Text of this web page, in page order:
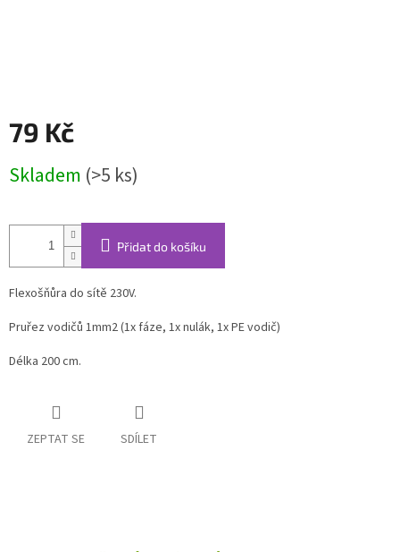
79 Kč
cena:
Skladem (>5 ks)
Přidat do košíku
Flexošňůra do sítě 230V.
Pruřez vodičů 1mm2 (1x fáze, 1x nulák, 1x PE vodič)
Délka 200 cm.
ZEPTAT SE SDÍLET